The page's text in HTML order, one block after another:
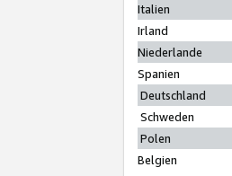
Italien
Irland
Niederlande
Spanien
Deutschland
Schweden
Polen
Belgien